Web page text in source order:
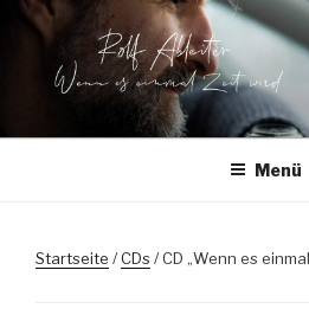
Zum
Inhalt
springen
ROLF ABLEITER
LIEDERMACHER
Wenn es einmal Zeit wird
Menü
Startseite /CDs / CD „Wenn es